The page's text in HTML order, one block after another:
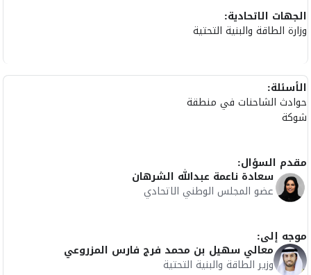
الجهات الاتحادية:
وزارة الطاقة والبنية التحتية
الأسئلة:
حوادث الشاحنات في منطقة
شوكة
مقدم السؤال:
سعادة ناعمة عبدالله الشرهان
عضو المجلس الوطني الاتحادي
موجه إلى:
معالي سهيل بن محمد فرج فارس المزروعي
وزير الطاقة والبنية التحتية